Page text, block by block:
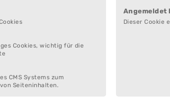
Cookies, wichtig für die
CMS Systems zum
Seiteninhalten.
Angemeldet
Dieser Cookie
ermäßigt 4 €